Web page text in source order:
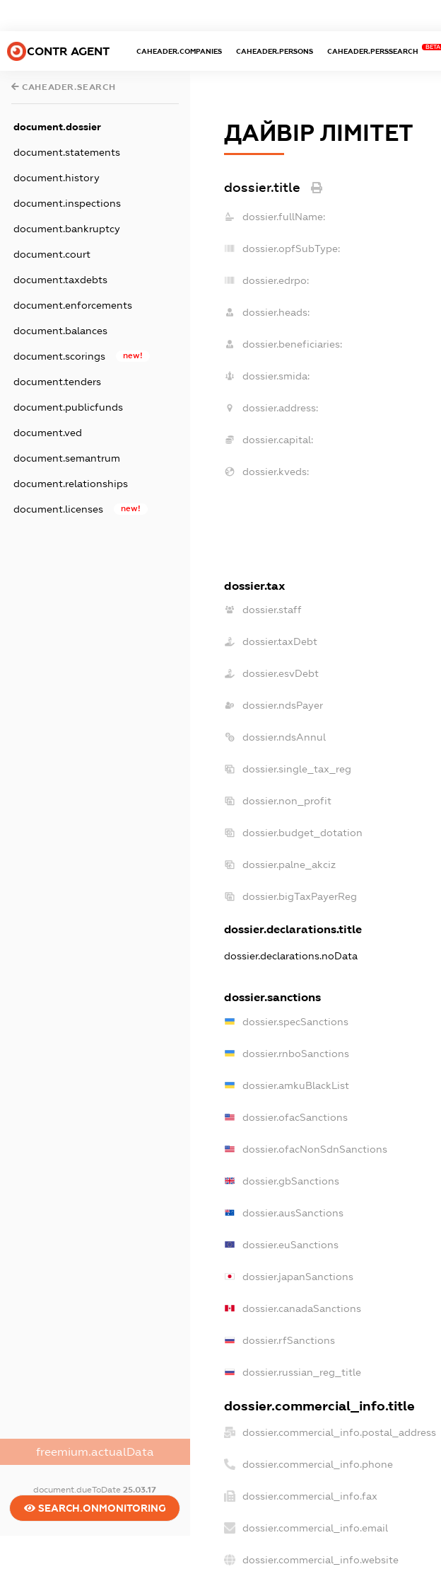
CONTR AGENT CAHEADER.COMPANIES CAHEADER.PERSONS CAHEADER.PERSSEARCH
BETA
CAHEADER.SEARCH
document.dossier
document.statements
document.history
document.inspections
document.bankruptcy
document.court
document.taxdebts
document.enforcements
document.balances
document.scorings new!
document.tenders
document.publicfunds
document.ved
document.semantrum
document.relationships
document.licenses new!
freemium.actualData
document.dueToDate25.03.17
SEARCH.ONMONITORING
ДАЙВІР ЛІМІТЕТ
dossier.title
dossier.fullName:
dossier.opfSubType:
dossier.edrpo:
dossier.heads:
dossier.beneficiaries:
dossier.smida:
dossier.address:
dossier.capital:
dossier.kveds:
dossier.tax
dossier.staff
dossier.taxDebt
dossier.esvDebt
dossier.ndsPayer
dossier.ndsAnnul
dossier.single_tax_reg
dossier.non_profit
dossier.budget_dotation
dossier.palne_akciz
dossier.bigTaxPayerReg
dossier.declarations.title
dossier.declarations.noData
dossier.sanctions
dossier.specSanctions
dossier.rnboSanctions
dossier.amkuBlackList
dossier.ofacSanctions
dossier.ofacNonSdnSanctions
dossier.gbSanctions
dossier.ausSanctions
dossier.euSanctions
dossier.japanSanctions
dossier.canadaSanctions
dossier.rfSanctions
dossier.russian_reg_title
dossier.commercial_info.title
dossier.commercial_info.postal_address
dossier.commercial_info.phone
dossier.commercial_info.fax
dossier.commercial_info.email
dossier.commercial_info.website